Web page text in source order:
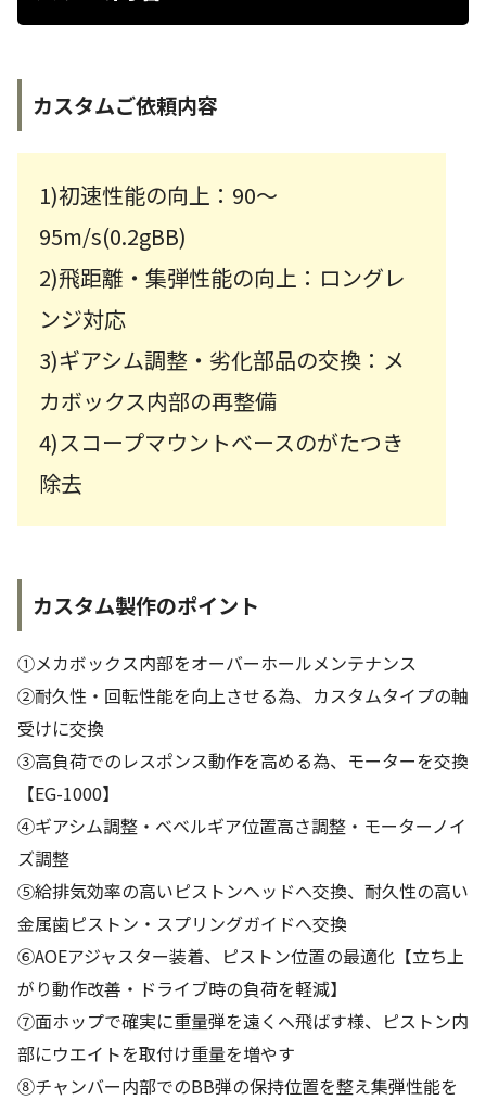
カスタムご依頼内容
1)初速性能の向上：90～
95m/s(0.2gBB)
2)飛距離・集弾性能の向上：ロングレ
ンジ対応
3)ギアシム調整・劣化部品の交換：メ
カボックス内部の再整備
4)スコープマウントベースのがたつき
除去
カスタム製作のポイント
①メカボックス内部をオーバーホールメンテナンス
②耐久性・回転性能を向上させる為、カスタムタイプの軸
受けに交換
③高負荷でのレスポンス動作を高める為、モーターを交換
【EG-1000】
④ギアシム調整・ベベルギア位置高さ調整・モーターノイ
ズ調整
⑤給排気効率の高いピストンヘッドへ交換、耐久性の高い
金属歯ピストン・スプリングガイドへ交換
⑥AOEアジャスター装着、ピストン位置の最適化【立ち上
がり動作改善・ドライブ時の負荷を軽減】
⑦面ホップで確実に重量弾を遠くへ飛ばす様、ピストン内
部にウエイトを取付け重量を増やす
⑧チャンバー内部でのBB弾の保持位置を整え集弾性能を